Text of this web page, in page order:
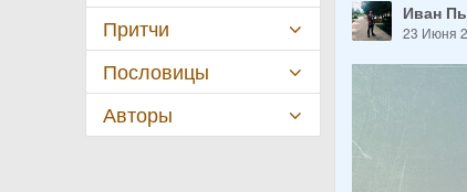
Иван
23 Июня
Притчи
Пословицы
Авторы